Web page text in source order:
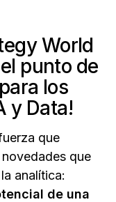
World
punto de
los
y Data!
que
que
analítica:
de una